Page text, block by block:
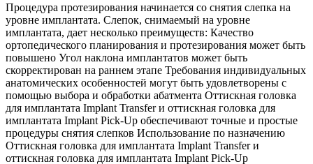
Процедура протезирования начинается со снятия слепка на
уровне имплантата. Слепок, снимаемый на уровне
имплантата, дает несколько преимуществ: Качество
ортопедического планирования и протезирования может быть
повышено Угол наклона имплантатов может быть
скорректирован на раннем этапе Требования индивидуальных
анатомических особенностей могут быть удовлетворены с
помощью выбора и обработки абатмента Оттискная головка
для имплантата Implant Transfer и оттискная головка для
имплантата Implant Pick-Up обеспечивают точные и простые
процедуры снятия слепков Использование по назначению
Оттискная головка для имплантата Implant Transfer и
оттискная головка для имплантата Implant Pick-Up